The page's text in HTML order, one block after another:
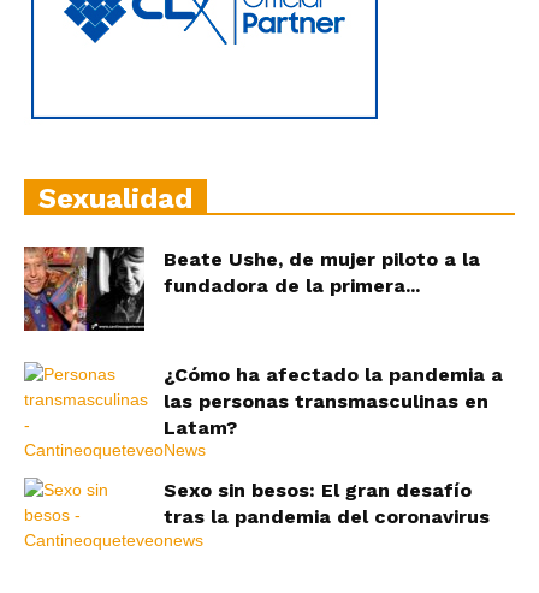
Sexualidad
Beate Ushe, de mujer piloto a la
fundadora de la primera...
¿Cómo ha afectado la pandemia a
las personas transmasculinas en
Latam?
Sexo sin besos: El gran desafío
tras la pandemia del coronavirus